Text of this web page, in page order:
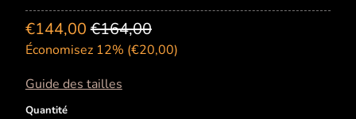
€144,00 €164,00
Économisez 12% (€20,00)
Guide des tailles
Quantité